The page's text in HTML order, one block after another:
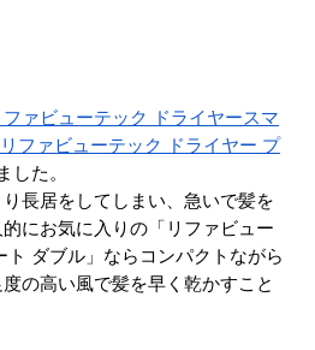
ファビューテック ドライヤースマ
リファビューテック ドライヤー プ
した。
長居をしてしまい、急いで髪を
にお気に入りの「リファビュー
ト ダブル」ならコンパクトながら
の高い風で髪を早く乾かすこと